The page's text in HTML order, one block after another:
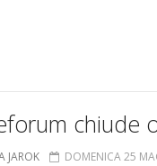
chiude
JAROK DOMENICA 25